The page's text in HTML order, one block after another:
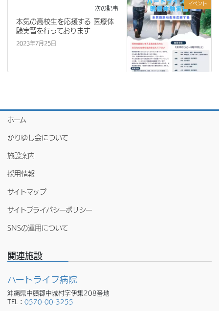
イベント
次の記事
本気の高校生を応援する 医療体
験実習を行っております
2023年7月25日
ホーム
かりゆし会について
施設案内
採用情報
サイトマップ
サイトプライバシーポリシー
SNSの運用について
関連施設
ハートライフ病院
沖縄県中頭郡中城村字伊集208番地
TEL： 0570-00-3255